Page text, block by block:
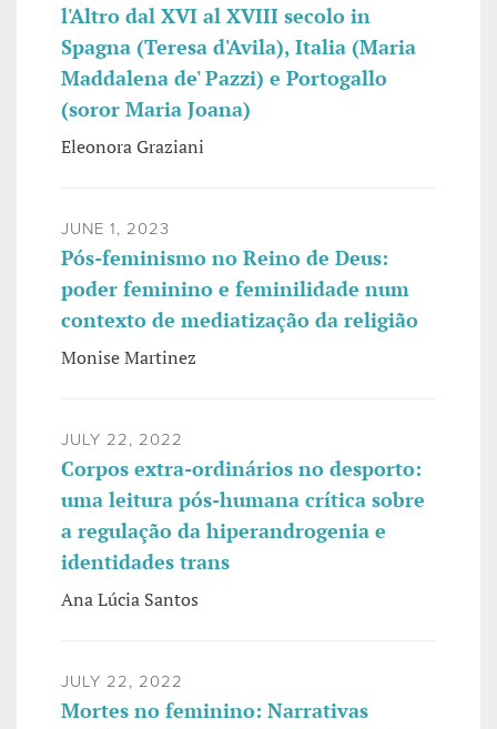
l'Altro dal XVI al XVIII secolo in
Spagna (Teresa d'Avila), Italia (Maria
Maddalena de' Pazzi) e Portogallo
(soror Maria Joana)
Eleonora Graziani
JUNE 1, 2023
Pós-feminismo no Reino de Deus:
poder feminino e feminilidade num
contexto de mediatização da religião
Monise Martinez
JULY 22, 2022
Corpos extra-ordinários no desporto:
uma leitura pós-humana crítica sobre
a regulação da hiperandrogenia e
identidades trans
Ana Lúcia Santos
JULY 22, 2022
Mortes no feminino: Narrativas